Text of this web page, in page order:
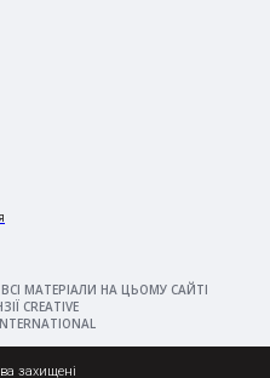
МАТЕРІАЛИ НА ЦЬОМУ САЙТІ
CREATIVE
захищені